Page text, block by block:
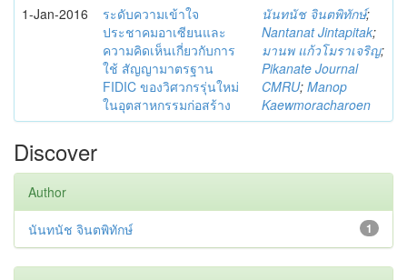
1-Jan-2016
ระดับความเข้าใจ
ประชาคมอาเซียนและ
ความคิดเห็นเกี่ยวกับการ
ใช้ สัญญามาตรฐาน
FIDIC ของวิศวกรรุ่นใหม่
ในอุตสาหกรรมก่อสร้าง
นันทนัช จินตพิทักษ์;
Nantanat Jintapitak;
มานพ แก้วโมราเจริญ;
Pikanate Journal
CMRU; Manop
Kaewmoracharoen
Discover
Author
1
นันทนัช จินตพิทักษ์